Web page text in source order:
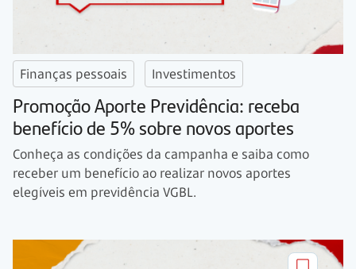
Finanças pessoais Investimentos
Promoção Aporte Previdência: receba
benefício de 5% sobre novos aportes
Conheça as condições da campanha e saiba como
receber um benefício ao realizar novos aportes
elegíveis em previdência VGBL.